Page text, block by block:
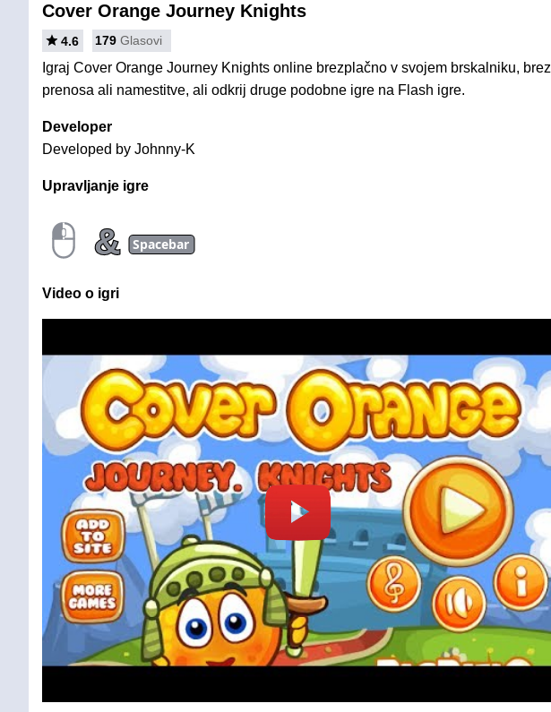
Cover Orange Journey Knights
4.6 179 Glasovi
Igraj Cover Orange Journey Knights online brezplačno v svojem brskalniku, brez
prenosa ali namestitve, ali odkrij druge podobne igre na Flash igre.
Developer
Developed by Johnny-K
Upravljanje igre
& Spacebar
Video o igri